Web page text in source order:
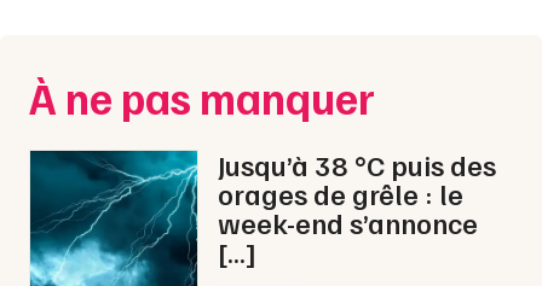
Concerts
Sports
Soirées
Sorties famille
Nice
Paris
Strasbourg
Toulouse
À ne pas manquer
Jusqu’à 38 °C puis des
orages de grêle : le
week-end s’annonce
[…]